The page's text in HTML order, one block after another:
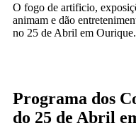
O fogo de artificio,
animam e dão
no 25 de Abril em Ourique.
Programa dos
do 25 de Abril